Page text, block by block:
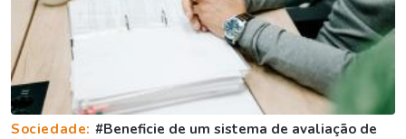
Sociedade: #Beneficie de um sistema de avaliação de